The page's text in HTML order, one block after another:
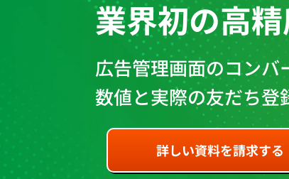
業界初の高
広告管理画面のコンバ
数値と実際の友だち登
詳しい資料を請求する